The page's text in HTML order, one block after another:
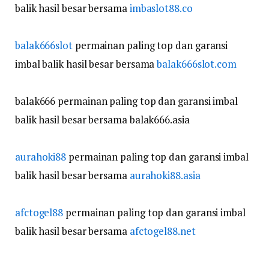
balik hasil besar bersamaimbaslot88.co
balak666slotpermainan paling top dan garansi
imbal balik hasil besar bersamabalak666slot.com
balak666 permainan paling top dan garansi imbal
balik hasil besar bersama balak666.asia
aurahoki88 permainan paling top dan garansi imbal
balik hasil besar bersama aurahoki88.asia
afctogel88 permainan paling top dan garansi imbal
balik hasil besar bersama afctogel88.net